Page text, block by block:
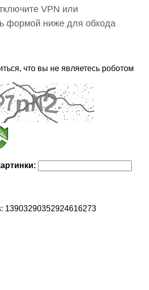
VPN или
формой ниже для обхода
что вы не являетесь роботом
13903290352924616273